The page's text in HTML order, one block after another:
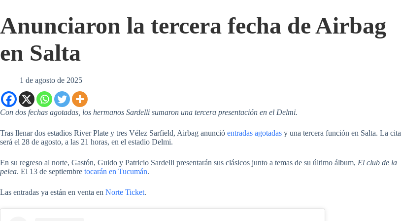
Anunciaron la tercera fecha de Airbag
en Salta
1 de agosto de 2025
Con dos fechas agotadas, los hermanos Sardelli sumaron una tercera presentación en el Delmi.
Tras llenar dos estadios River Plate y tres Vélez Sarfield, Airbag anunció entradas agotadas y una tercera función en Salta. La cita
será el 28 de agosto, a las 21 horas, en el estadio Delmi.
En su regreso al norte, Gastón, Guido y Patricio Sardelli presentarán sus clásicos junto a temas de su último álbum, El club de la
pelea. El 13 de septiembre tocarán en Tucumán.
Las entradas ya están en venta en Norte Ticket.